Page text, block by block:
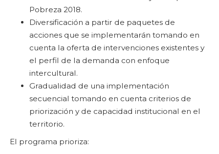
Pobreza 2018.
Diversificación a partir de paquetes de
acciones que se implementarán tomando en
cuenta la oferta de intervenciones existentes y
el perfil de la demanda con enfoque
intercultural.
Gradualidad de una implementación
secuencial tomando en cuenta criterios de
priorización y de capacidad institucional en el
territorio.
El programa prioriza: